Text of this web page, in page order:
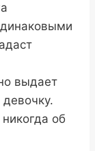
выдает
об